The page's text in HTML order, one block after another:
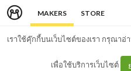
MAKERS STORE
เราใช้คุ๊กกี้บนเว็บไซต์ของเรา กรุณาอ่
เพื่อใช้บริการเว็บไซต์